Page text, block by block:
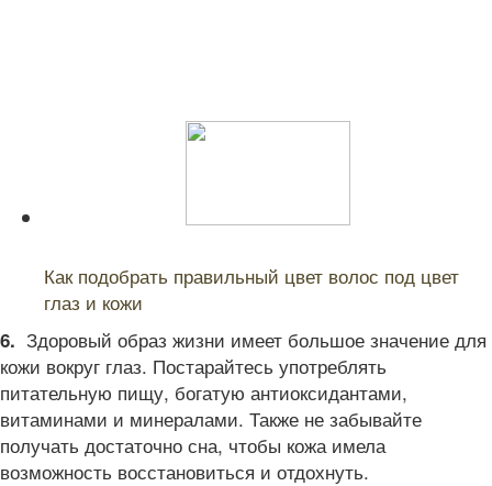
Как подобрать правильный цвет волос под цвет
глаз и кожи
6. Здоровый образ жизни имеет большое значение для
кожи вокруг глаз. Постарайтесь употреблять
питательную пищу, богатую антиоксидантами,
витаминами и минералами. Также не забывайте
получать достаточно сна, чтобы кожа имела
возможность восстановиться и отдохнуть.